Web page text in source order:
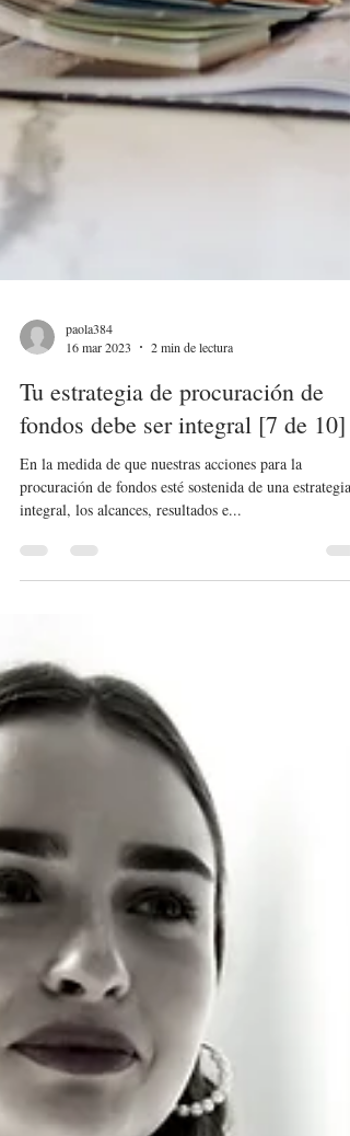
paola384
16 mar 2023
2 min de lectura
Tu estrategia de procuración de
fondos debe ser integral [7 de 10]
En la medida de que nuestras acciones para la